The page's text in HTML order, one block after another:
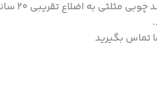
تماس بگیرید